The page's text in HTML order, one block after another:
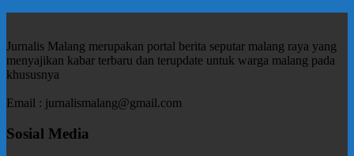
Jurnalis Malang merupakan portal berita seputar malang raya yang
menyajikan kabar terbaru dan terupdate untuk warga malang pada
khususnya
Email : jurnalismalang@gmail.com
Sosial Media